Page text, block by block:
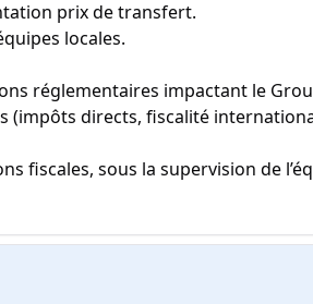
prix de transfert.
locales.
réglementaires impactant le
(impôts directs, fiscalité
fiscales, sous la supervision de